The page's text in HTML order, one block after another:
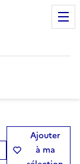
Ajouter
à ma